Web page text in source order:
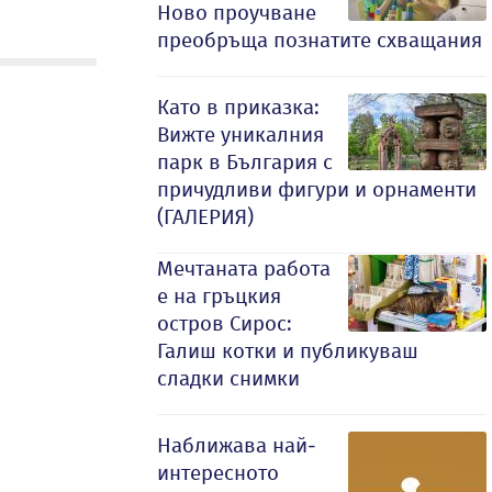
Ново проучване
преобръща познатите схващания
Като в приказка:
Вижте уникалния
парк в България с
причудливи фигури и орнаменти
(ГАЛЕРИЯ)
Мечтаната работа
е на гръцкия
остров Сирос:
Галиш котки и публикуваш
сладки снимки
Наближава най-
интересното